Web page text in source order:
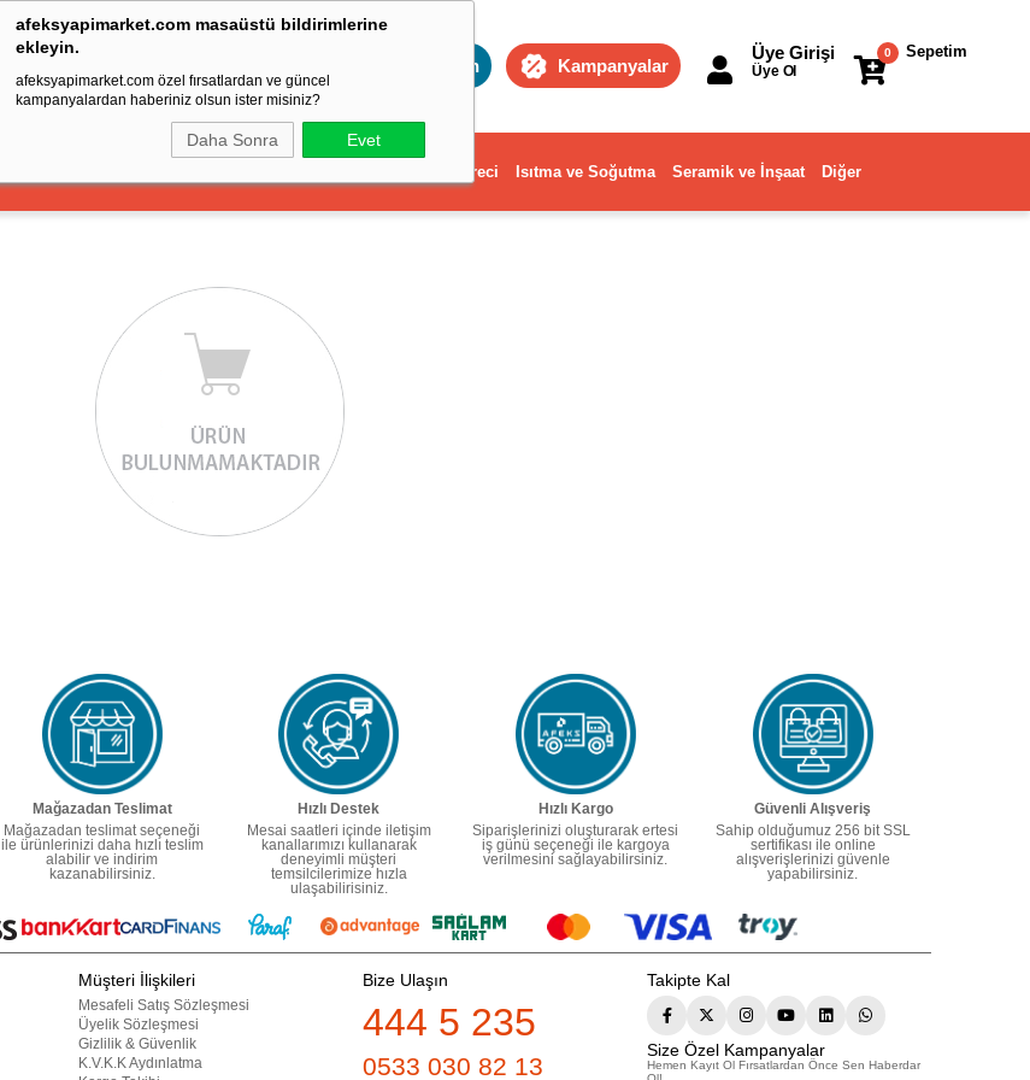
afeksyapimarket.com masaüstü bildirimlerine
ekleyin.
afeksyapimarket.com özel fırsatlardan ve güncel
kampanyalardan haberiniz olsun ister misiniz?
Daha Sonra Evet
Toptan Kampanyalar
Sepetim
0
Üye Girişi
Üye Ol
Dekorasyon ve Ev Gereci Isıtma ve Soğutma Seramik ve İnşaat Diğer
Mağazadan Teslimat
Mağazadan teslimat seçeneği
ile ürünlerinizi daha hızlı teslim
alabilir ve indirim
kazanabilirsiniz.
Hızlı Destek
Mesai saatleri içinde iletişim
kanallarımızı kullanarak
deneyimli müşteri
temsilcilerimize hızla
ulaşabilirisiniz.
Hızlı Kargo
Siparişlerinizi oluşturarak ertesi
iş günü seçeneği ile kargoya
verilmesini sağlayabilirsiniz.
Güvenli Alışveriş
Sahip olduğumuz 256 bit SSL
sertifikası ile online
alışverişlerinizi güvenle
yapabilirsiniz.
Müşteri İlişkileri
Mesafeli Satış Sözleşmesi
Üyelik Sözleşmesi
Gizlilik & Güvenlik
K.V.K.K Aydınlatma
Bize Ulaşın
444 5 235
0533 030 82 13
Takipte Kal
Size Özel Kampanyalar
Hemen Kayıt Ol Fırsatlardan Önce Sen Haberdar